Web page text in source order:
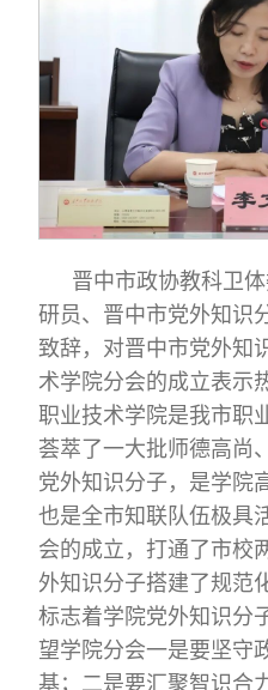
晋中市政协教科卫
研员、晋中市党外知识
致辞，对晋中市党外知
术学院分会的成立表示
职业技术学院是我市职
荟萃了一大批师德高尚
党外知识分子，是学院
也是全市知联队伍极具
会的成立，打通了市校
外知识分子搭建了规范
标志着学院党外知识分
望学院分会一是要坚守
基；二是要汇聚智识合